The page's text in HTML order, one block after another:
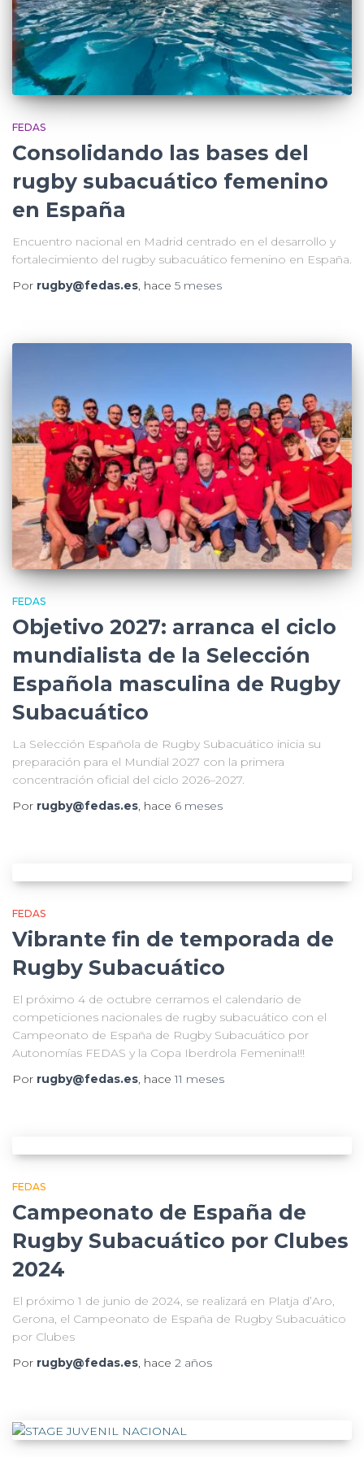
FEDAS
Consolidando las bases del
rugby subacuático femenino
en España
Encuentro nacional en Madrid centrado en el desarrollo y
fortalecimiento del rugby subacuático femenino en España.
Por rugby@fedas.es, hace 5 meses
FEDAS
Objetivo 2027: arranca el ciclo
mundialista de la Selección
Española masculina de Rugby
Subacuático
La Selección Española de Rugby Subacuático inicia su
preparación para el Mundial 2027 con la primera
concentración oficial del ciclo 2026–2027.
Por rugby@fedas.es, hace 6 meses
FEDAS
Vibrante fin de temporada de
Rugby Subacuático
El próximo 4 de octubre cerramos el calendario de
competiciones nacionales de rugby subacuático con el
Campeonato de España de Rugby Subacuático por
Autonomías FEDAS y la Copa Iberdrola Femenina!!!
Por rugby@fedas.es, hace11 meses
FEDAS
Campeonato de España de
Rugby Subacuático por Clubes
2024
El próximo 1 de junio de 2024, se realizará en Platja d’Aro,
Gerona, el Campeonato de España de Rugby Subacuático
por Clubes
Por rugby@fedas.es, hace 2 años